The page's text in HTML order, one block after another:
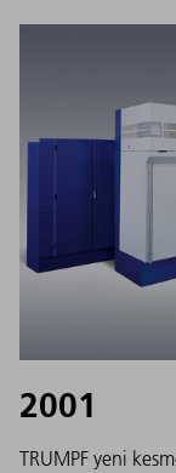
2001
TRUMPF yeni